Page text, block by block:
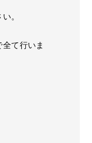
。
て行いま